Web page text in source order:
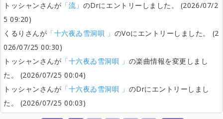
トッシャンさんが 「流」 のDrにエントリーしました。 (2026/07/2
5 09:20)
くるりさんが 「十六夜ゐ雪洞唄 」 のVoにエントリーしました。 (2
026/07/25 00:30)
トッシャンさんが 「十六夜ゐ雪洞唄 」 の楽曲情報を変更しまし
た。 (2026/07/25 00:04)
トッシャンさんが 「十六夜ゐ雪洞唄 」 のDrにエントリーしまし
た。 (2026/07/25 00:03)